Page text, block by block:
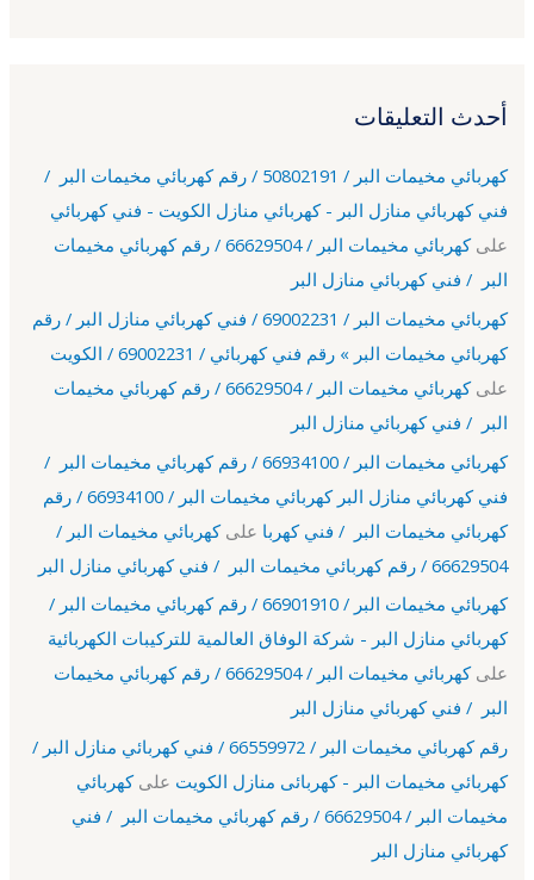
أحدث التعليقات
كهربائي مخيمات البر / 50802191 / رقم كهربائي مخيمات البر /
فني كهربائي منازل البر - كهربائي منازل الكويت - فني كهربائي
على
كهربائي مخيمات البر / 66629504 / رقم كهربائي مخيمات
البر / فني كهربائي منازل البر
كهربائي مخيمات البر / 69002231 / فني كهربائي منازل البر / رقم
كهربائي مخيمات البر » رقم فني كهربائي / 69002231 / الكويت
على
كهربائي مخيمات البر / 66629504 / رقم كهربائي مخيمات
البر / فني كهربائي منازل البر
كهربائي مخيمات البر / 66934100 / رقم كهربائي مخيمات البر /
فني كهربائي منازل البر كهربائي مخيمات البر / 66934100 / رقم
كهربائي مخيمات البر / فني كهربا علىكهربائي مخيمات البر /
66629504 / رقم كهربائي مخيمات البر / فني كهربائي منازل البر
كهربائي مخيمات البر / 66901910 / رقم كهربائي مخيمات البر /
كهربائي منازل البر - شركة الوفاق العالمية للتركيبات الكهربائية
على
كهربائي مخيمات البر / 66629504 / رقم كهربائي مخيمات
البر / فني كهربائي منازل البر
رقم كهربائي مخيمات البر / 66559972 / فني كهربائي منازل البر /
كهربائي مخيمات البر - كهربائى منازل الكويت علىكهربائي
مخيمات البر / 66629504 / رقم كهربائي مخيمات البر / فني
كهربائي منازل البر